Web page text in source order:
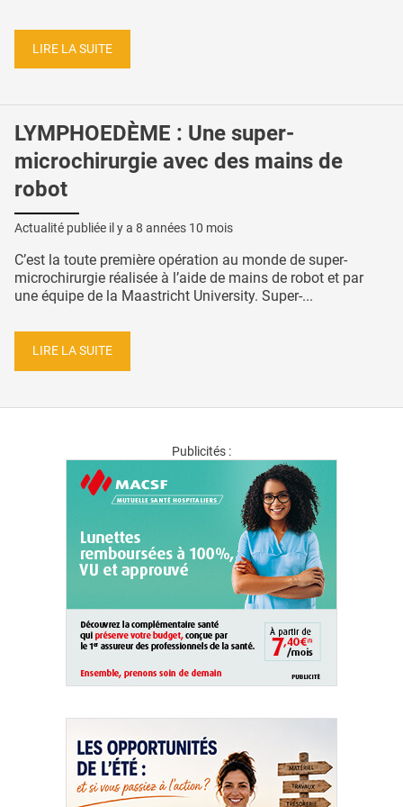
LIRE LA SUITE
LYMPHOEDÈME : Une super-
microchirurgie avec des mains de
robot
Actualité publiée il y a 8 années 10 mois
C’est la toute première opération au monde de super-
microchirurgie réalisée à l’aide de mains de robot et par
une équipe de la Maastricht University. Super-...
LIRE LA SUITE
Publicités :